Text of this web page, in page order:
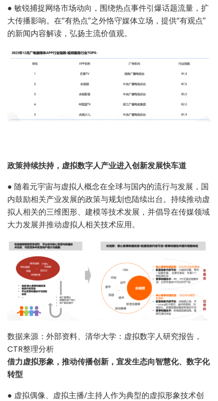
● 敏锐捕捉网络市场动向，围绕热点事件引爆话题流量，扩
大传播影响。在“有热点”之外恪守媒体立场，提供“有观点”
的新闻内容解读，弘扬主流价值观。
政策持续扶持，虚拟数字人产业进入创新发展快车道
● 随着元宇宙与虚拟人概念在全球与国内的流行与发展，国
内鼓励相关产业发展的政策与规划也陆续出台。持续推动虚
拟人相关的三维图形、建模等技术发展，并倡导在传媒领域
大力发展并推动虚拟人相关技术应用。
数据来源：外部资料、清华大学：虚拟数字人研究报告，
CTR整理分析
借力虚拟形象，推动传播创新，宣发生态向智慧化、数字化
转型
● 虚拟偶像、虚拟主播/主持人作为典型的虚拟形象技术创